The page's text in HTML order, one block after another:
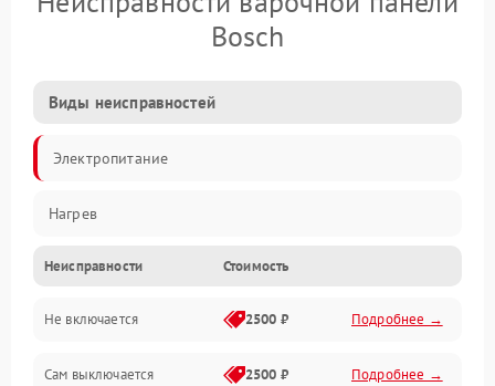
Bosch
Виды неисправностей
Электропитание
Нагрев
Неисправности Стоимость
Не включается 2500 ₽ Подробнее →
Сам выключается 2500 ₽ Подробнее →